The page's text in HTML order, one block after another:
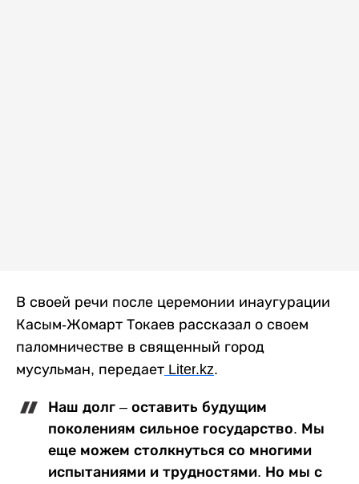
В своей речи после церемонии инаугурации
Касым-Жомарт Токаев рассказал о своем
паломничестве в священный город
мусульман, передает Liter.kz.
Наш долг – оставить будущим
поколениям сильное государство. Мы
еще можем столкнуться со многими
испытаниями и трудностями. Но мы с